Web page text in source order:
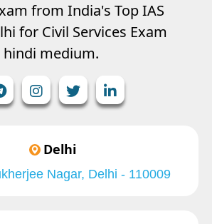
from India's Top IAS
for Civil Services Exam
medium.
Delhi
Nagar, Delhi - 110009